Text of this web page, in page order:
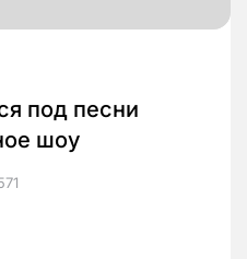
под песни
шоу